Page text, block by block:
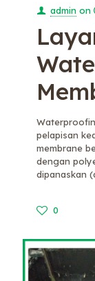
admin on
pelapisan
membrane
dengan
dipanaskan
0